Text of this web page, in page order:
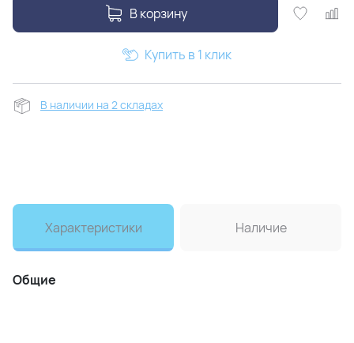
В корзину
Купить в 1 клик
В наличии на 2 складах
Характеристики Наличие
Общие